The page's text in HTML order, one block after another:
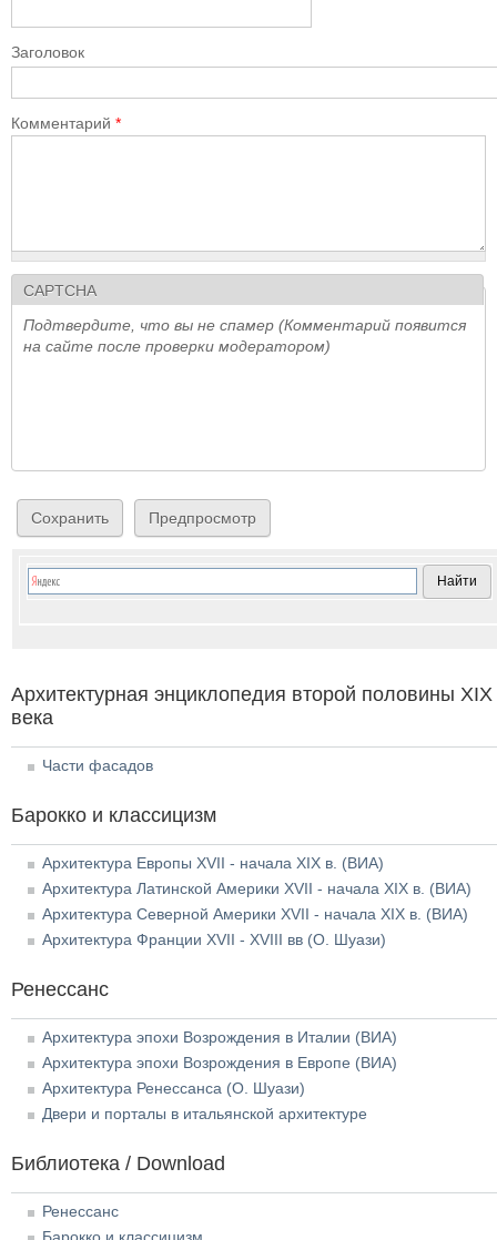
Заголовок
Комментарий *
CAPTCHA
Подтвердите, что вы не спамер (Комментарий появится
на сайте после проверки модератором)
Архитектурная энциклопедия второй половины XIX
века
Части фасадов
Барокко и классицизм
Архитектура Европы XVII - начала XIX в. (ВИА)
Архитектура Латинской Америки XVII - начала XIX в. (ВИА)
Архитектура Северной Америки XVII - начала XIX в. (ВИА)
Архитектура Франции XVII - XVIII вв (О. Шуази)
Ренессанс
Архитектура эпохи Возрождения в Италии (ВИА)
Архитектура эпохи Возрождения в Европе (ВИА)
Архитектура Ренессанса (О. Шуази)
Двери и порталы в итальянской архитектуре
Библиотека / Download
Ренессанс
Барокко и классицизм